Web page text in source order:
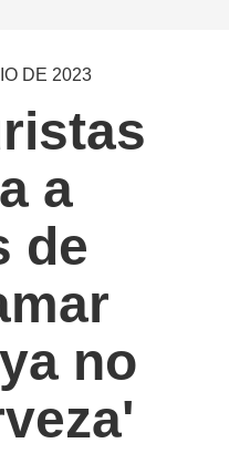
DE 2023
a
de
no